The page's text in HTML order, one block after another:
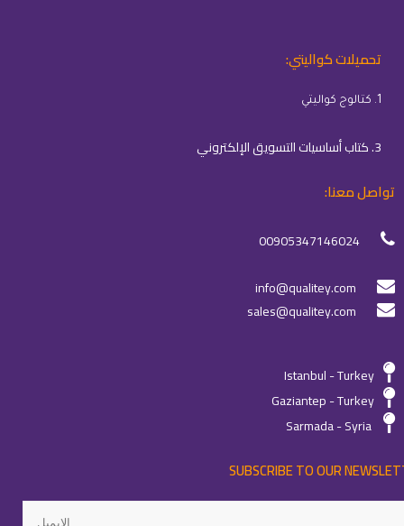
تحميلات كواليتي:
1. كتالوج كواليتي
3. كتاب أساسيات التسويق الإلكتروني
تواصل معنا:
00905347146024
info@qualitey.com
sales@qualitey.com
Istanbul - Turkey
Gaziantep - Turkey
Sarmada - Syria
SUBSCRIBE TO OUR